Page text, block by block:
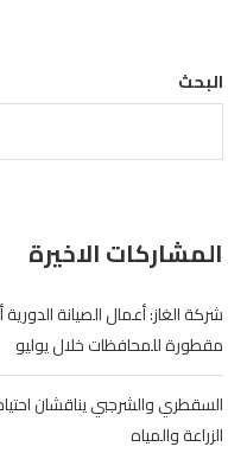
البحث
المشاركات الاخيرة
مقطورة للمحافظات خلال يوليو
السقطري والشرجبي يناقشان
الزراعة والمياه